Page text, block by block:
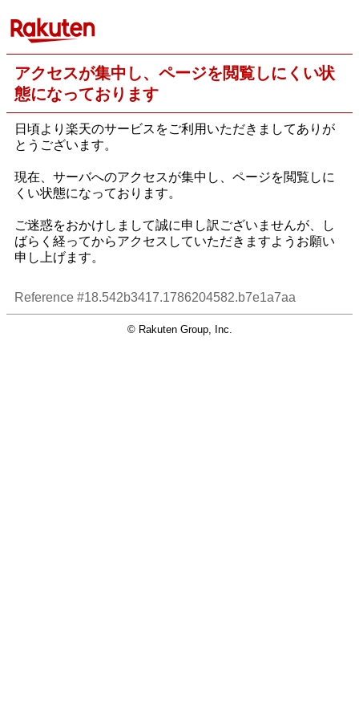
アクセスが集中し、ページを閲覧しにくい状
態になっております
日頃より楽天のサービスをご利用いただきましてありが
とうございます。
現在、サーバへのアクセスが集中し、ページを閲覧しに
くい状態になっております。
ご迷惑をおかけしまして誠に申し訳ございませんが、し
ばらく経ってからアクセスしていただきますようお願い
申し上げます。
Reference #18.542b3417.1786204582.b7e1a7aa
© Rakuten Group, Inc.